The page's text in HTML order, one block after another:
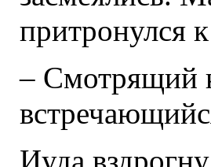
притронулся
– Смотрящий